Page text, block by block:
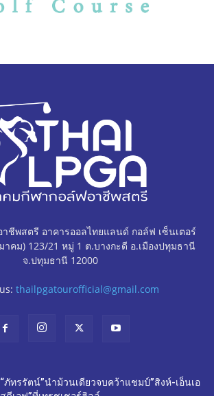
ชีพสตรี อาคารออลไทยแลนด์ กอล์ฟ เซ็นเตอร์
คม) 123/21 หมู่ 1 ต.บางกะดี อ.เมืองปทุมธานี
จ.ปทุมธานี 12000
thailpgatourofficial@gmail.com
“ภัทรรัตน์”นำม้วนเดียวจบคว้าแชมป์”สิงห์-เอ็นเอ